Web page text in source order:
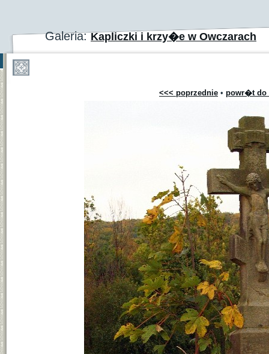
Galeria:Kapliczki i krzy�e w Owczarach
<<< poprzednie • powr�t do